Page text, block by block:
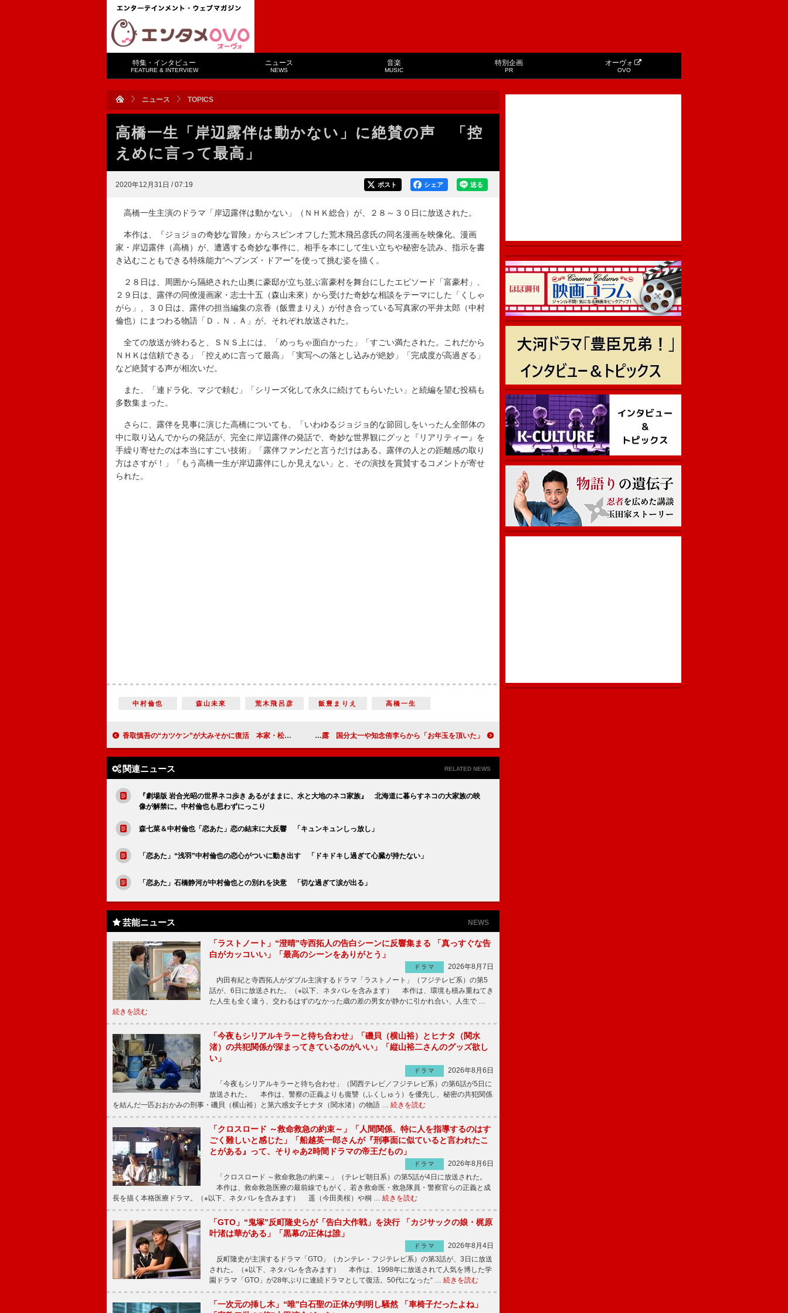
特集・インタビュー
FEATURE & INTERVIEW
ニュース
NEWS
音楽
MUSIC
特別企画
PR
オーヴォ
OVO
ニュース TOPICS
高橋一生「岸辺露伴は動かない」に絶賛の声 「控
えめに言って最高」
2020年12月31日 / 07:19 送る
シェア
ポスト
高橋一生主演のドラマ「岸辺露伴は動かない」（ＮＨＫ総合）が、２８～３０日に放送された。
本作は、『ジョジョの奇妙な冒険』からスピンオフした荒木飛呂彦氏の同名漫画を映像化。漫画
家・岸辺露伴（高橋）が、遭遇する奇妙な事件に、相手を本にして生い立ちや秘密を読み、指示を書
き込むこともできる特殊能力“ヘブンズ・ドアー”を使って挑む姿を描く。
２８日は、周囲から隔絶された山奥に豪邸が立ち並ぶ富豪村を舞台にしたエピソード「富豪村」、
２９日は、露伴の同僚漫画家・志士十五（森山未來）から受けた奇妙な相談をテーマにした「くしゃ
がら」、３０日は、露伴の担当編集の京香（飯豊まりえ）が付き合っている写真家の平井太郎（中村
倫也）にまつわる物語「Ｄ．Ｎ．Ａ」が、それぞれ放送された。
全ての放送が終わると、ＳＮＳ上には、「めっちゃ面白かった」「すごい満たされた。これだから
ＮＨＫは信頼できる」「控えめに言って最高」「実写への落とし込みが絶妙」「完成度が高過ぎる」
など絶賛する声が相次いだ。
また、「連ドラ化、マジで頼む」「シリーズ化して永久に続けてもらいたい」と続編を望む投稿も
多数集まった。
さらに、露伴を見事に演じた高橋についても、「いわゆるジョジョ的な節回しをいったん全部体の
中に取り込んでからの発話が、完全に岸辺露伴の発話で、奇妙な世界観にグッと『リアリティー』を
手繰り寄せたのは本当にすごい技術」「露伴ファンだと言うだけはある。露伴の人との距離感の取り
方はさすが！」「もう高橋一生が岸辺露伴にしか見えない」と、その演技を賞賛するコメントが寄せ
られた。
中村倫也 森山未來 荒木飛呂彦 飯豊まりえ 高橋一生
香取慎吾の“カツケン”が大みそかに復活 本家・松平健との共演を「早く皆さんに見てもらいたい」 キンプリ岸＆神宮寺、新年の“巨大書き初め”を披露 国分太一や知念侑李らから「お年玉を頂いた」
関連ニュース RELATED NEWS
『劇場版 岩合光昭の世界ネコ歩き あるがままに、水と大地のネコ家族』 北海道に暮らすネコの大家族の映
像が解禁に。中村倫也も思わずにっこり
森七菜＆中村倫也「恋あた」恋の結末に大反響 「キュンキュンしっ放し」
「恋あた」“浅羽”中村倫也の恋心がついに動き出す 「ドキドキし過ぎて心臓が持たない」
「恋あた」石橋静河が中村倫也との別れを決意 「切な過ぎて涙が出る」
芸能ニュース NEWS
「ラストノート」“澄晴”寺西拓人の告白シーンに反響集まる 「真っすぐな告
白がカッコいい」「最高のシーンをありがとう」
ドラマ
2026年8月7日
内田有紀と寺西拓人がダブル主演するドラマ「ラストノート」（フジテレビ系）の第5
話が、6日に放送された。（※以下、ネタバレを含みます） 本作は、環境も積み重ねてき
た人生も全く違う、交わるはずのなかった歳の差の男女が静かに引かれ合い、人生で …
続きを読む
「今夜もシリアルキラーと待ち合わせ」「磯貝（横山裕）とヒナタ（関水
渚）の共犯関係が深まってきているのがいい」「縦山裕二さんのグッズ欲し
い」
ドラマ
2026年8月6日
「今夜もシリアルキラーと待ち合わせ」（関西テレビ／フジテレビ系）の第6話が5日に
放送された。 本作は、警察の正義よりも復讐（ふくしゅう）を優先し、秘密の共犯関係
を結んだ一匹おおかみの刑事・磯貝（横山裕）と第六感女子ヒナタ（関水渚）の物語 … 続きを読む
「クロスロード ～救命救急の約束～」「人間関係、特に人を指導するのはす
ごく難しいと感じた」「船越英一郎さんが『刑事面に似ていると言われたこ
とがある』って、そりゃあ2時間ドラマの帝王だもの」
ドラマ
2026年8月6日
「クロスロード ～救命救急の約束～」（テレビ朝日系）の第5話が4日に放送された。
本作は、救命救急医療の最前線でもがく、若き救命医・救急隊員・警察官らの正義と成
長を描く本格医療ドラマ。（※以下、ネタバレを含みます） 遥（今田美桜）や桐 … 続きを読む
「GTO」“鬼塚”反町隆史らが「告白大作戦」を決行 「カジサックの娘・梶原
叶渚は華がある」「黒幕の正体は誰」
ドラマ
2026年8月4日
反町隆史が主演するドラマ「GTO」（カンテレ・フジテレビ系）の第3話が、3日に放送
された。（※以下、ネタバレを含みます） 本作は、1998年に放送されて人気を博した学
園ドラマ「GTO」が28年ぶりに連続ドラマとして復活。50代になった“ … 続きを読む
「一次元の挿し木」“唯”白石聖の正体が判明し騒然 「車椅子だったよね」